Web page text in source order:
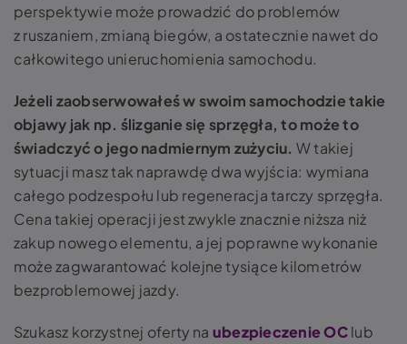
perspektywie może prowadzić do problemów
z ruszaniem, zmianą biegów, a ostatecznie nawet do
całkowitego unieruchomienia samochodu.
Jeżeli zaobserwowałeś w swoim samochodzie takie
objawy jak np. ślizganie się sprzęgła, to może to
świadczyć o jego nadmiernym zużyciu. W takiej
sytuacji masz tak naprawdę dwa wyjścia: wymiana
całego podzespołu lub regeneracja tarczy sprzęgła.
Cena takiej operacji jest zwykle znacznie niższa niż
zakup nowego elementu, a jej poprawne wykonanie
może zagwarantować kolejne tysiące kilometrów
bezproblemowej jazdy.
Szukasz korzystnej oferty na ubezpieczenie OClub